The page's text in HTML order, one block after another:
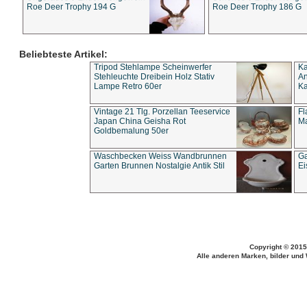
Roe Deer Trophy 194 G
Roe Deer Trophy 186 G
Beliebteste Artikel:
Tripod Stehlampe Scheinwerfer
Stehleuchte Dreibein Holz Stativ
Lampe Retro 60er
Vintage 21 Tlg. Porzellan Teeservice
Japan China Geisha Rot
Goldbemalung 50er
Waschbecken Weiss Wandbrunnen
Garten Brunnen Nostalgie Antik Stil
Copyright ©
Alle anderen Marken, bilder und